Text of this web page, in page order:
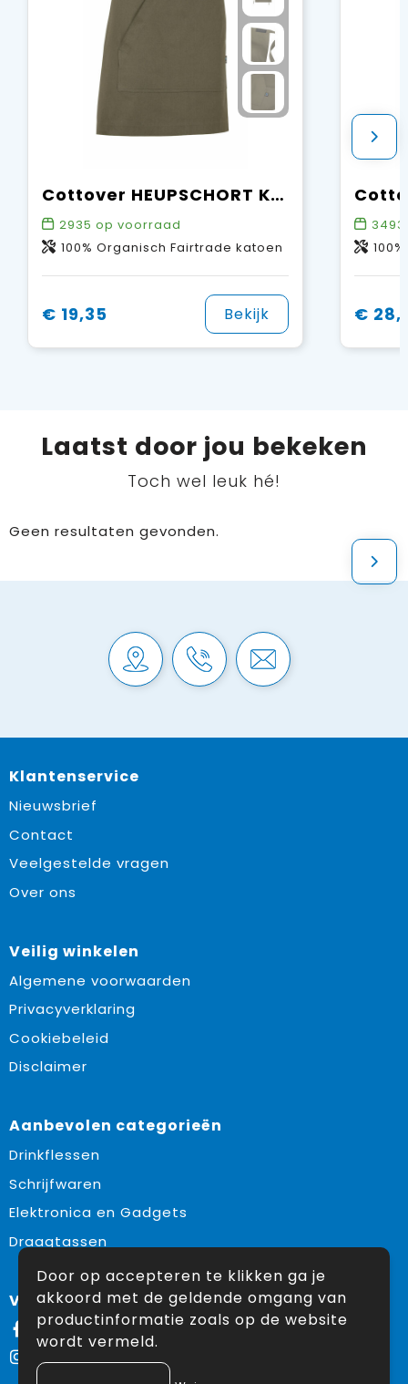
Cottover HEUPSCHORT KORT - GOTS GECERTIFICEERD
2935 op voorraad
100% Organisch Fairtrade katoen
€ 19,35 Bekijk
3493
€
Laatst door jou bekeken
Toch wel leuk hé!
Geen resultaten gevonden.
Klantenservice
Nieuwsbrief
Contact
Veelgestelde vragen
Over ons
Veilig winkelen
Algemene voorwaarden
Privacyverklaring
Cookiebeleid
Disclaimer
Aanbevolen categorieën
Drinkflessen
Schrijfwaren
Elektronica en Gadgets
Draagtassen
Volg ons op:
Facebook
Instagram
Door op accepteren te klikken ga je
akkoord met de geldende omgang van
productinformatie zoals op de website
wordt vermeld.